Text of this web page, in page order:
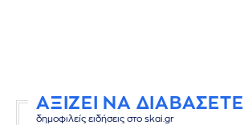
ΑΞΙΖΕΙ ΝΑ ΔΙΑΒΑΣΕΤΕ
δημοφιλείς ειδήσεις στο skai.gr